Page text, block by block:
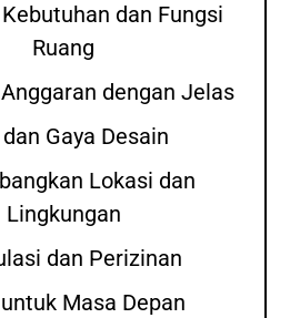
dan Fungsi
Ruang
dengan Jelas
Gaya Desain
Lokasi dan
Lingkungan
dan Perizinan
Masa Depan